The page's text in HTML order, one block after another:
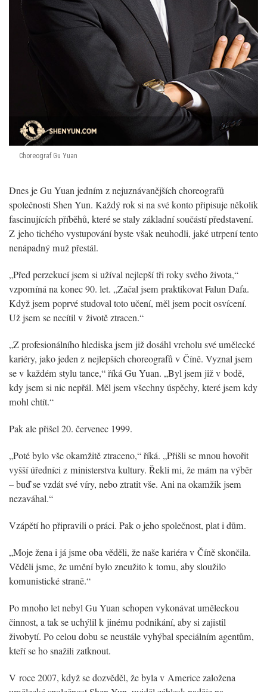
Choreograf Gu Yuan
Dnes je Gu Yuan jedním z nejuznávanějších choreografů
společnosti Shen Yun. Každý rok si na své konto připisuje několik
fascinujících příběhů, které se staly základní součástí představení.
Z jeho tichého vystupování byste však neuhodli, jaké utrpení tento
nenápadný muž přestál.
„Před perzekucí jsem si užíval nejlepší tři roky svého života,“
vzpomíná na konec 90. let. „Začal jsem praktikovat Falun Dafa.
Když jsem poprvé studoval toto učení, měl jsem pocit osvícení.
Už jsem se necítil v životě ztracen.“
„Z profesionálního hlediska jsem již dosáhl vrcholu své umělecké
kariéry, jako jeden z nejlepších choreografů v Číně. Vyznal jsem
se v každém stylu tance,“ říká Gu Yuan. „Byl jsem již v bodě,
kdy jsem si nic nepřál. Měl jsem všechny úspěchy, které jsem kdy
mohl chtít.“
Pak ale přišel 20. červenec 1999.
„Poté bylo vše okamžitě ztraceno,“ říká. „Přišli se mnou hovořit
vyšší úředníci z ministerstva kultury. Řekli mi, že mám na výběr
– buď se vzdát své víry, nebo ztratit vše. Ani na okamžik jsem
nezaváhal.“
Vzápětí ho připravili o práci. Pak o jeho společnost, plat i dům.
„Moje žena i já jsme oba věděli, že naše kariéra v Číně skončila.
Věděli jsme, že umění bylo zneužito k tomu, aby sloužilo
komunistické straně.“
Po mnoho let nebyl Gu Yuan schopen vykonávat uměleckou
činnost, a tak se uchýlil k jinému podnikání, aby si zajistil
živobytí. Po celou dobu se neustále vyhýbal speciálním agentům,
kteří se ho snažili zatknout.
V roce 2007, když se dozvěděl, že byla v Americe založena